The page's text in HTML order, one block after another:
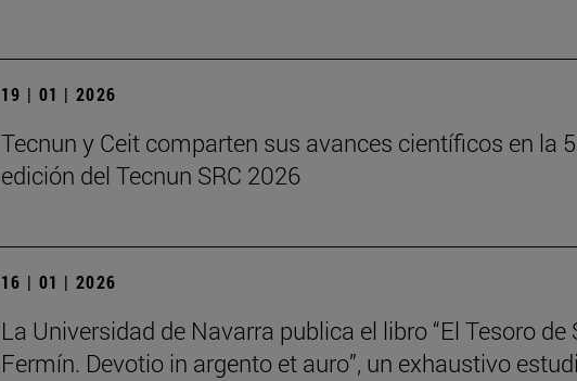
19 | 01 | 2026
Tecnun y Ceit comparten sus avances científicos en la
edición del Tecnun SRC 2026
16 | 01 | 2026
La Universidad de Navarra publica el libro “El Tesoro de
Fermín. Devotio in argento et auro”, un exhaustivo